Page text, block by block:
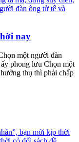
nay
một người đàn
phong lưu Chọn một
thụ thì phải chấp